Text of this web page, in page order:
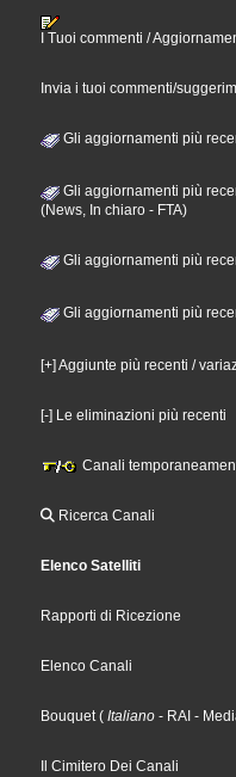
I Tuoi commenti /
Invia i tuoi commenti/
Gli aggiornamenti più
Gli aggiornamenti più
(News, In chiaro - FTA)
Gli aggiornamenti più
Gli aggiornamenti più
[+] Aggiunte più recenti /
[-] Le eliminazioni più recenti
Canali
Ricerca Canali
Elenco Satelliti
Rapporti di Ricezione
Elenco Canali
Bouquet( Italiano - RAI -
Il Cimitero Dei Canali